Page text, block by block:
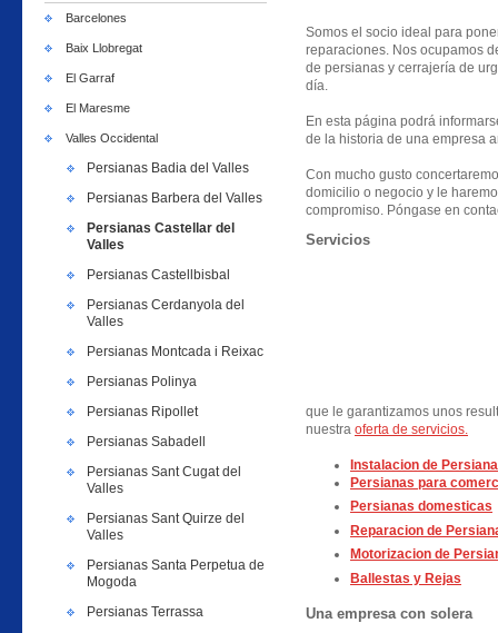
Barcelones
Baix Llobregat
El Garraf
El Maresme
Valles Occidental
Persianas Badia del Valles
Persianas Barbera del Valles
Persianas Castellar del
Valles
Persianas Castellbisbal
Persianas Cerdanyola del
Valles
Persianas Montcada i Reixac
Persianas Polinya
Persianas Ripollet
Persianas Sabadell
Persianas Sant Cugat del
Valles
Persianas Sant Quirze del
Valles
Persianas Santa Perpetua de
Mogoda
Persianas Terrassa
Somos el socio ideal para
reparaciones. Nos ocupamos
de persianas y cerrajería de
día.
En esta página podrá
de la historia de una empresa
Con mucho gusto
domicilio o negocio y le
compromiso. Póngase en
Servicios
que le garantizamos unos
nuestra oferta de servicios.
Instalacion de Persiana
Persianas para
Persianas domesticas
Reparacion de
Motorizacion de
Ballestas y Rejas
Una empresa con solera